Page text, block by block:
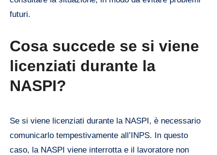
futuri.
Cosa succede se si viene
licenziati durante la
NASPI?
Se si viene licenziati durante la NASPI, è necessario
comunicarlo tempestivamente all’INPS. In questo
caso, la NASPI viene interrotta e il lavoratore non